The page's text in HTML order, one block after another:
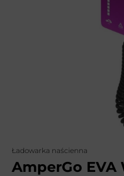
Ładowarka naścienna
AmperGo EVA